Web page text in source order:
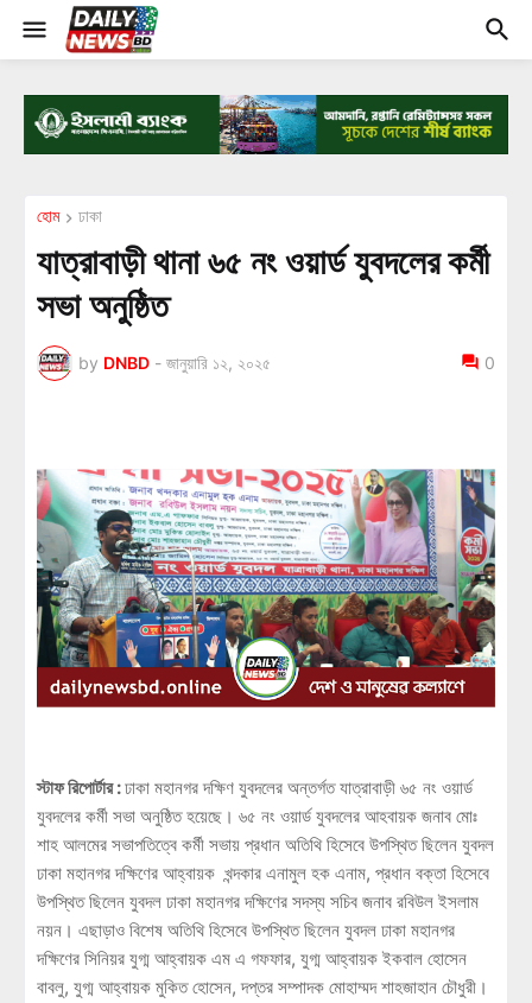
হোম ঢাকা
যাত্রাবাড়ী থানা ৬৫ নং ওয়ার্ড যুবদলের কর্মী
সভা অনুষ্ঠিত
by DNBD - জানুয়ারি ১২, ২০২৫ 0
স্টাফ রিপোর্টার :ঢাকা মহানগর দক্ষিণ যুবদলের অন্তর্গত যাত্রাবাড়ী ৬৫ নং ওয়ার্ড
যুবদলের কর্মী সভা অনুষ্ঠিত হয়েছে। ৬৫ নং ওয়ার্ড যুবদলের আহবায়ক জনাব মোঃ
শাহ আলমের সভাপতিত্বে কর্মী সভায় প্রধান অতিথি হিসেবে উপস্থিত ছিলেন যুবদল
ঢাকা মহানগর দক্ষিণের আহ্বায়ক খন্দকার এনামুল হক এনাম, প্রধান বক্তা হিসেবে
উপস্থিত ছিলেন যুবদল ঢাকা মহানগর দক্ষিণের সদস্য সচিব জনাব রবিউল ইসলাম
নয়ন। এছাড়াও বিশেষ অতিথি হিসেবে উপস্থিত ছিলেন যুবদল ঢাকা মহানগর
দক্ষিণের সিনিয়র যুগ্ম আহ্বায়ক এম এ গফফার, যুগ্ম আহ্বায়ক ইকবাল হোসেন
বাবলু, যুগ্ম আহ্বায়ক মুকিত হোসেন, দপ্তর সম্পাদক মোহাম্মদ শাহজাহান চৌধুরী।